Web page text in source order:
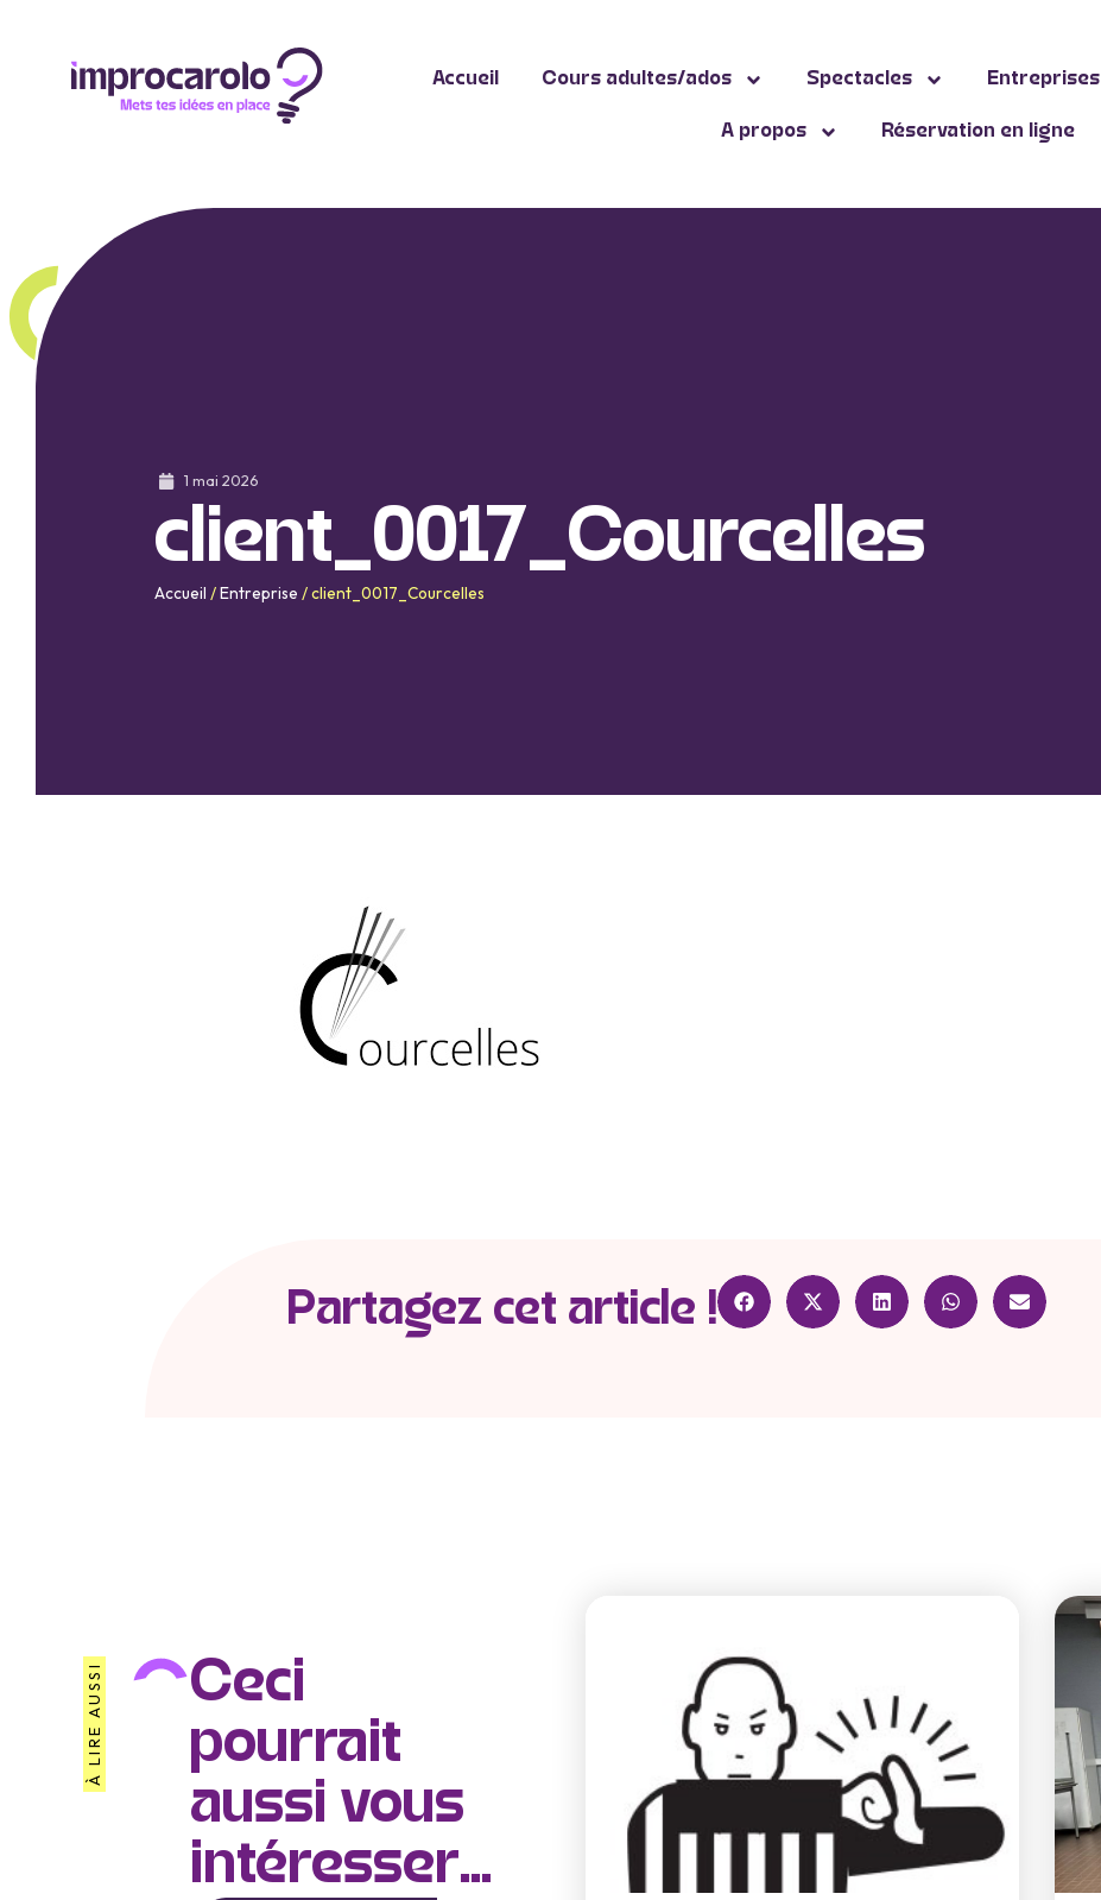
Accueil Cours adultes/ados Spectacles Entreprises
A propos Réservation en ligne
1 mai 2026
client_0017_Courcelles
Accueil /Entreprise /client_0017_Courcelles
Partagez cet article !
À LIRE AUSSI
Ceci
pourrait
aussi vous
intéresser...